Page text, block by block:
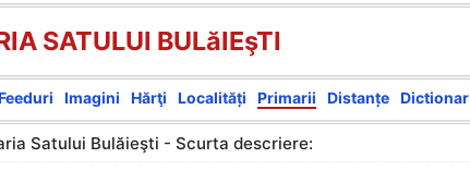
SATULUI BULăIEşTI
Imagini Hărţi Localități Primarii Distanțe Dictionar
Satului Bulăieşti - Scurta descriere: